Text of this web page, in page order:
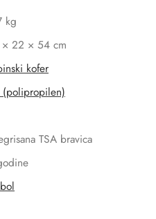
kg
22 × 54 cm
kofer
(polipropilen)
TSA bravica